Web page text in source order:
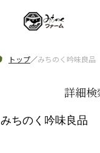
トップ／みちのく吟味良品
詳細検
みちのく吟味良品